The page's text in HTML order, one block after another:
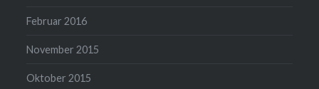
Februar 2016
November 2015
Oktober 2015